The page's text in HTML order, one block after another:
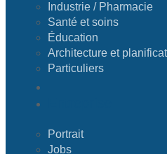
Industrie / Pharmacie
Santé et soins
Éducation
Architecture et
Particuliers
Portrait
Jobs